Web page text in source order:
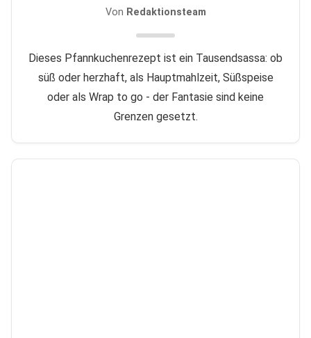
Von Redaktionsteam
Dieses Pfannkuchenrezept ist ein Tausendsassa: ob
süß oder herzhaft, als Hauptmahlzeit, Süßspeise
oder als Wrap to go - der Fantasie sind keine
Grenzen gesetzt.